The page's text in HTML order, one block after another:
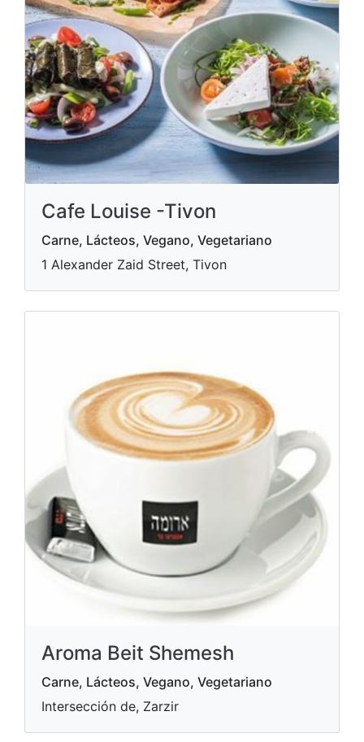
Cafe Louise -Tivon
Carne, Lácteos, Vegano, Vegetariano
1 Alexander Zaid Street, Tivon
Aroma Beit Shemesh
Carne, Lácteos, Vegano, Vegetariano
Intersección de, Zarzir